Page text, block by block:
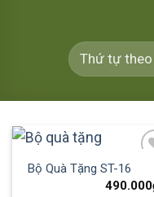
Bộ Quà Tặng ST-16
490.000